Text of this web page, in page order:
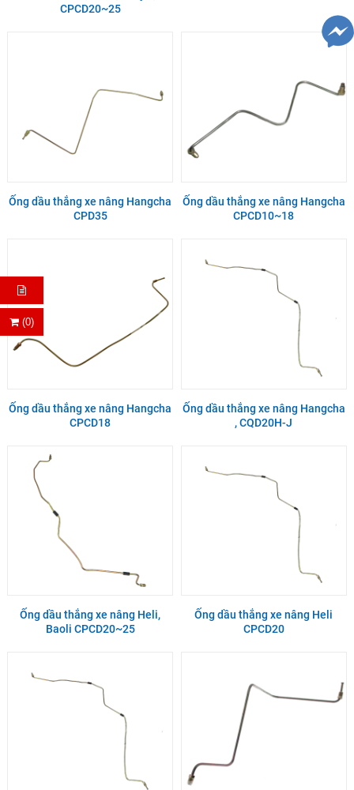
(0)
CPCD20~25
Ống dầu thắng xe nâng Hangcha
CPD35
Ống dầu thắng xe nâng Hangcha
CPCD10~18
Ống dầu thắng xe nâng Hangcha
CPCD18
Ống dầu thắng xe nâng Hangcha
, CQD20H-J
Ống dầu thắng xe nâng Heli,
Baoli CPCD20~25
Ống dầu thắng xe nâng Heli
CPCD20